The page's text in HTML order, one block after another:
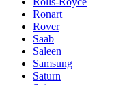
Ronart
Rover
Saab
Saleen
Samsung
Saturn